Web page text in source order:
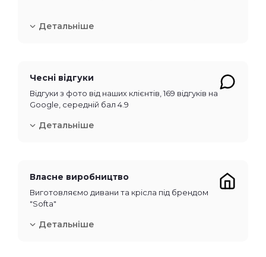
Детальніше
Чесні відгуки
Відгуки з фото від наших клієнтів, 169 відгуків на
Google, середній бал 4.9
Детальніше
Власне виробництво
Виготовляємо дивани та крісла під брендом
"Softa"
Детальніше